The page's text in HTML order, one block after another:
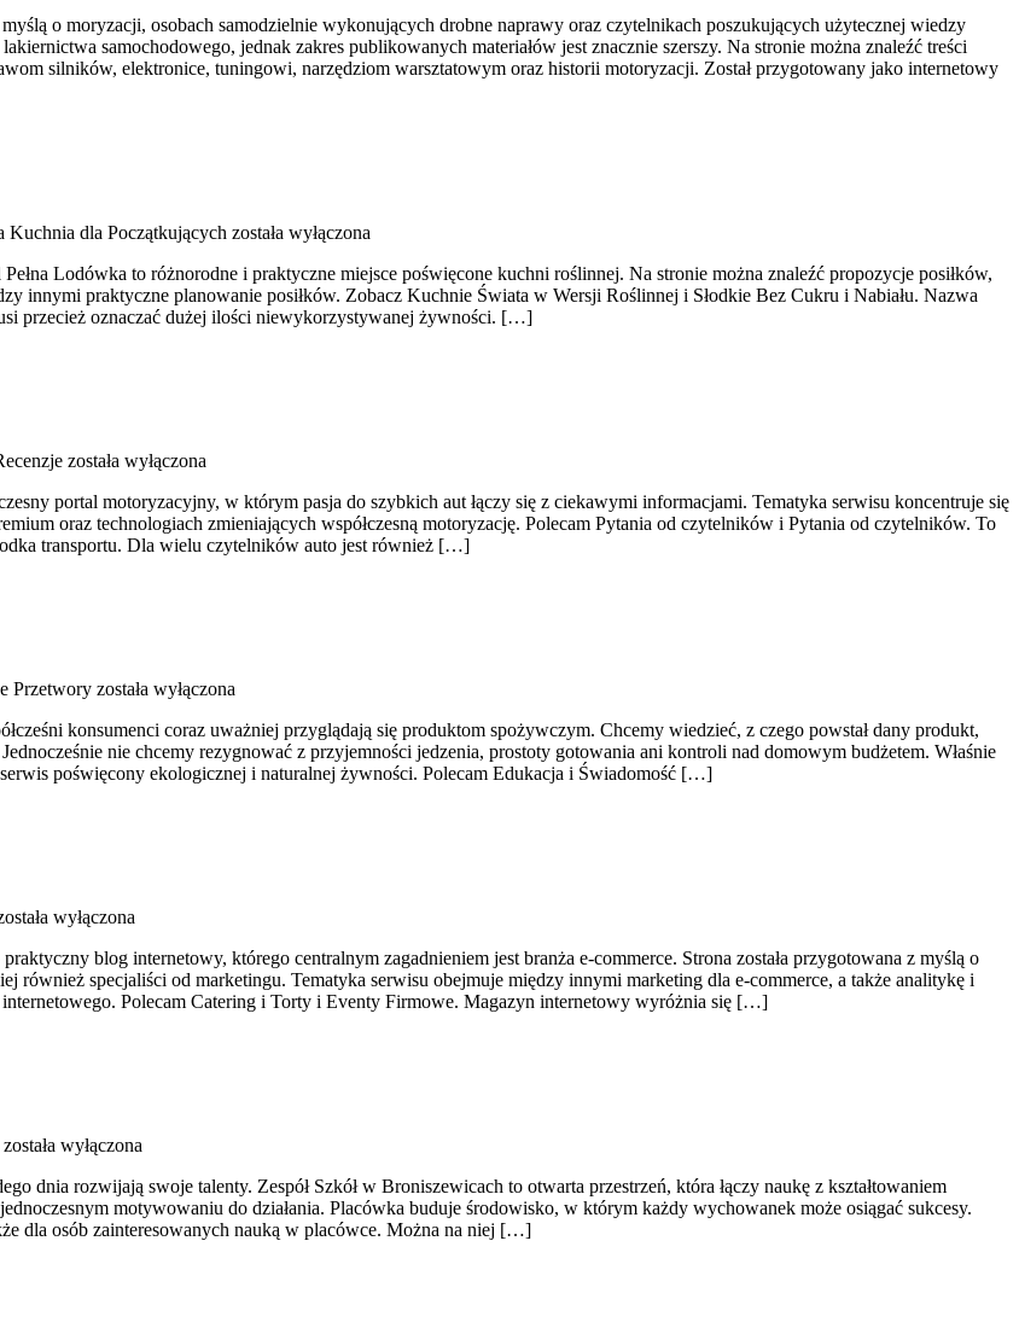
o moryzacji, osobach samodzielnie wykonujących drobne naprawy oraz czytelnikach poszukujących użytecznej wiedzy
samochodowego, jednak zakres publikowanych materiałów jest znacznie szerszy. Na stronie można znaleźć treści
silników, elektronice, tuningowi, narzędziom warsztatowym oraz historii motoryzacji. Został przygotowany jako internetowy
Kuchnia dla Początkujących została wyłączona
Lodówka to różnorodne i praktyczne miejsce poświęcone kuchni roślinnej. Na stronie można znaleźć propozycje posiłków,
innymi praktyczne planowanie posiłków. Zobacz Kuchnie Świata w Wersji Roślinnej i Słodkie Bez Cukru i Nabiału. Nazwa
przecież oznaczać dużej ilości niewykorzystywanej żywności. […]
została wyłączona
portal motoryzacyjny, w którym pasja do szybkich aut łączy się z ciekawymi informacjami. Tematyka serwisu koncentruje się
oraz technologiach zmieniających współczesną motoryzację. Polecam Pytania od czytelników i Pytania od czytelników. To
transportu. Dla wielu czytelników auto jest również […]
Przetwory została wyłączona
konsumenci coraz uważniej przyglądają się produktom spożywczym. Chcemy wiedzieć, z czego powstał dany produkt,
nie chcemy rezygnować z przyjemności jedzenia, prostoty gotowania ani kontroli nad domowym budżetem. Właśnie
poświęcony ekologicznej i naturalnej żywności. Polecam Edukacja i Świadomość […]
wyłączona
blog internetowy, którego centralnym zagadnieniem jest branża e-commerce. Strona została przygotowana z myślą o
również specjaliści od marketingu. Tematyka serwisu obejmuje między innymi marketing dla e-commerce, a także analitykę i
Polecam Catering i Torty i Eventy Firmowe. Magazyn internetowy wyróżnia się […]
została wyłączona
dnia rozwijają swoje talenty. Zespół Szkół w Broniszewicach to otwarta przestrzeń, która łączy naukę z kształtowaniem
motywowaniu do działania. Placówka buduje środowisko, w którym każdy wychowanek może osiągać sukcesy.
dla osób zainteresowanych nauką w placówce. Można na niej […]